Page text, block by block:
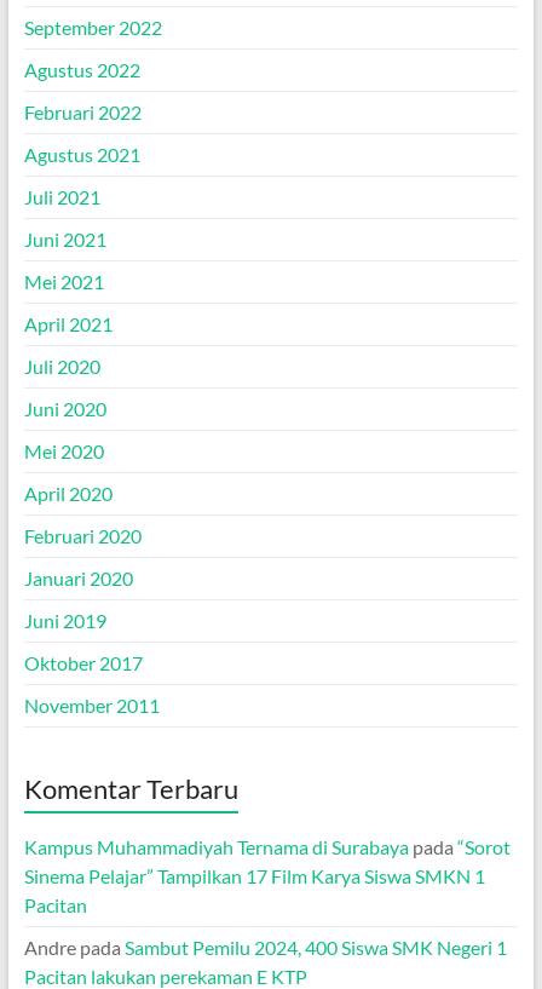
September 2022
Agustus 2022
Februari 2022
Agustus 2021
Juli 2021
Juni 2021
Mei 2021
April 2021
Juli 2020
Juni 2020
Mei 2020
April 2020
Februari 2020
Januari 2020
Juni 2019
Oktober 2017
November 2011
Komentar Terbaru
Kampus Muhammadiyah Ternama di Surabayapada “Sorot
Sinema Pelajar” Tampilkan 17 Film Karya Siswa SMKN 1
Pacitan
Andrepada Sambut Pemilu 2024, 400 Siswa SMK Negeri 1
Pacitan lakukan perekaman E KTP